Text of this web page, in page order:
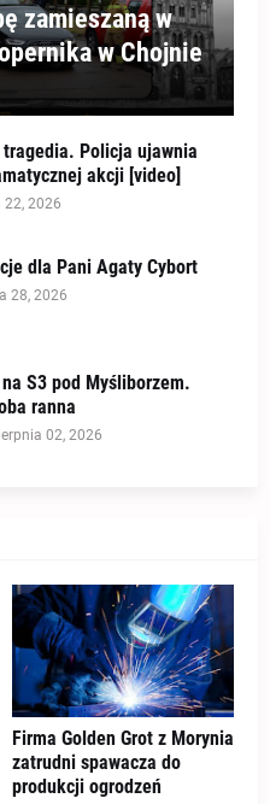
zamieszaną w
w Chojnie
tragedia. Policja ujawnia
akcji [video]
22, 2026
dla Pani Agaty Cybort
28, 2026
S3 pod Myśliborzem.
ranna
02, 2026
Firma Golden Grot z Morynia
zatrudni spawacza do
produkcji ogrodzeń